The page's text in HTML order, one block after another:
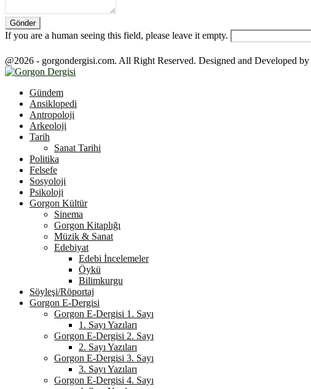
If you are a human seeing this field, please leave it empty.
@2026 - gorgondergisi.com. All Right Reserved. Designed and Developed by
Gündem
Ansiklopedi
Antropoloji
Arkeoloji
Tarih
Sanat Tarihi
Politika
Felsefe
Sosyoloji
Psikoloji
Gorgon Kültür
Sinema
Gorgon Kitaplığı
Müzik & Sanat
Edebiyat
Edebi İncelemeler
Öykü
Bilimkurgu
Söyleşi/Röportaj
Gorgon E-Dergisi
Gorgon E-Dergisi 1. Sayı
1. Sayı Yazıları
Gorgon E-Dergisi 2. Sayı
2. Sayı Yazıları
Gorgon E-Dergisi 3. Sayı
3. Sayı Yazıları
Gorgon E-Dergisi 4. Sayı